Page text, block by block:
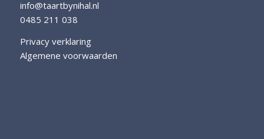
info@taartbynihal.nl
0485 211 038
Privacy verklaring
Algemene voorwaarden